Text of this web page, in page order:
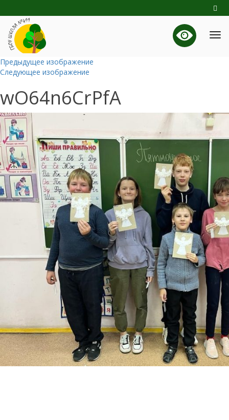
Предыдущее изображение
Следующее изображение
wO64n6CrPfA